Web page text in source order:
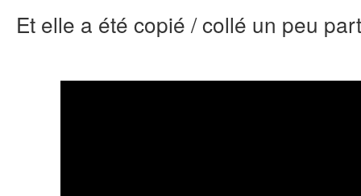
Et elle a été copié / collé un peu